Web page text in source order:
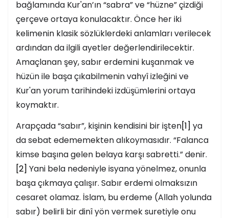
bağlamında Kur'an’ın “sabra” ve “hüzne” çizdiği
çerçeve ortaya konulacaktır. Önce her iki
kelimenin klasik sözlüklerdeki anlamları verilecek
ardından da ilgili ayetler değerlendirilecektir.
Amaçlanan şey, sabır erdemini kuşanmak ve
hüzün ile başa çıkabilmenin vahyî izleğini ve
Kur'an yorum tarihindeki izdüşümlerini ortaya
koymaktır.
Arapçada “sabır”, kişinin kendisini bir işten[1] ya
da sebat edememekten alıkoymasıdır. “Falanca
kimse başına gelen belaya karşı sabretti.” denir.
[2] Yani bela nedeniyle isyana yönelmez, onunla
başa çıkmaya çalışır. Sabır erdemi olmaksızın
cesaret olamaz. İslam, bu erdeme (Allah yolunda
sabır) belirli bir dinî yön vermek suretiyle onu